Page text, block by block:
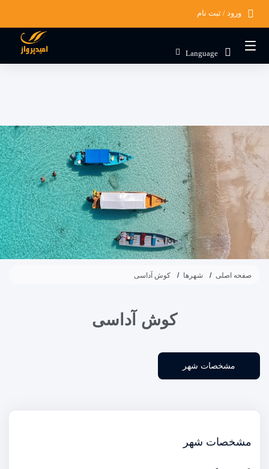
ورود / ثبت نام
Language
صفحه اصلی شهرها کوش آداسی
کوش آداسی
مشخصات شهر
مشخصات شهر